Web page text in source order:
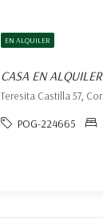
EN ALQUILER
Teresita Castilla 57,
POG-224665